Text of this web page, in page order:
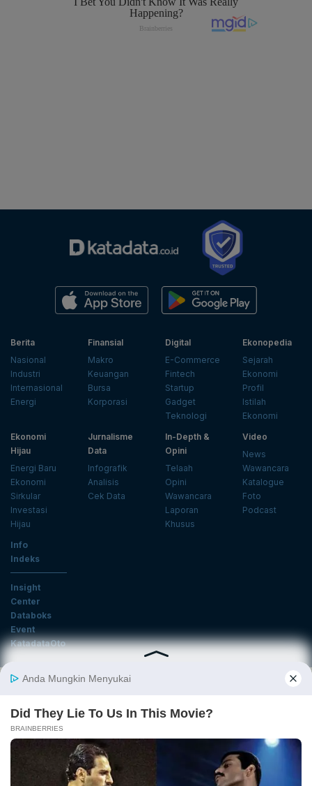
Berita
Nasional
Industri
Internasional
Energi
Finansial
Makro
Keuangan
Bursa
Korporasi
Digital
E-Commerce
Fintech
Startup
Gadget
Teknologi
Ekonopedia
Sejarah
Ekonomi
Profil
Istilah
Ekonomi
Ekonomi
Hijau
Energi Baru
Ekonomi
Sirkular
Investasi
Hijau
Jurnalisme
Data
Infografik
Analisis
Cek Data
In-Depth &
Opini
Telaah
Opini
Wawancara
Laporan
Khusus
Video
News
Wawancara
Katalogue
Foto
Podcast
Info
Indeks
Insight
Center
Databoks
Event
KatadataOto
Langganan Newsletter
Ikuti Kami